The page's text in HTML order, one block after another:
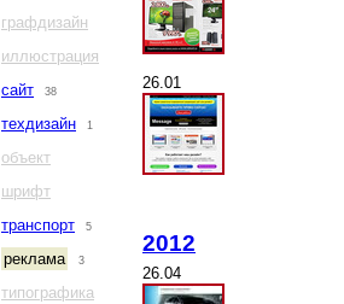
графдизайн
иллюстрация
сайт
38
техдизайн 1
объект
шрифт
транспорт
5
реклама 3
типографика
26.01
2012
26.04